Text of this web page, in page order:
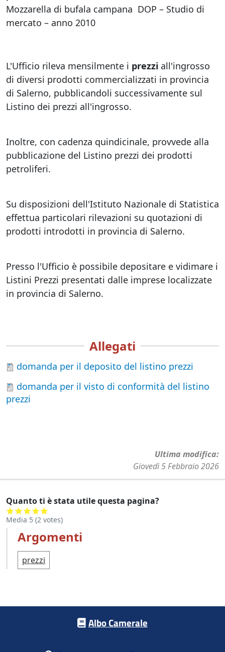
Mozzarella di bufala campana DOP – Studio di
mercato – anno 2010
L'Ufficio rileva mensilmente i prezzi all'ingrosso
di diversi prodotti commercializzati in provincia
di Salerno, pubblicandoli successivamente sul
Listino dei prezzi all'ingrosso.
Inoltre, con cadenza quindicinale, provvede alla
pubblicazione del Listino prezzi dei prodotti
petroliferi.
Su disposizioni dell'Istituto Nazionale di Statistica
effettua particolari rilevazioni su quotazioni di
prodotti introdotti in provincia di Salerno.
Presso l'Ufficio è possibile depositare e vidimare i
Listini Prezzi presentati dalle imprese localizzate
in provincia di Salerno.
Allegati
domanda per il deposito del listino prezzi
domanda per il visto di conformità del listino
prezzi
Ultima modifica
Giovedì 5 Febbraio 2026
Quanto ti è stata utile questa pagina?
Media 5 (2 votes)
Argomenti
prezzi
Albo Camerale